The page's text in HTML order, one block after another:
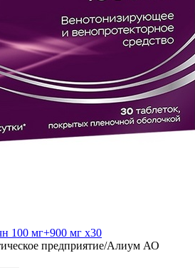
100 мг+900 мг x30
предприятие/Алиум АО